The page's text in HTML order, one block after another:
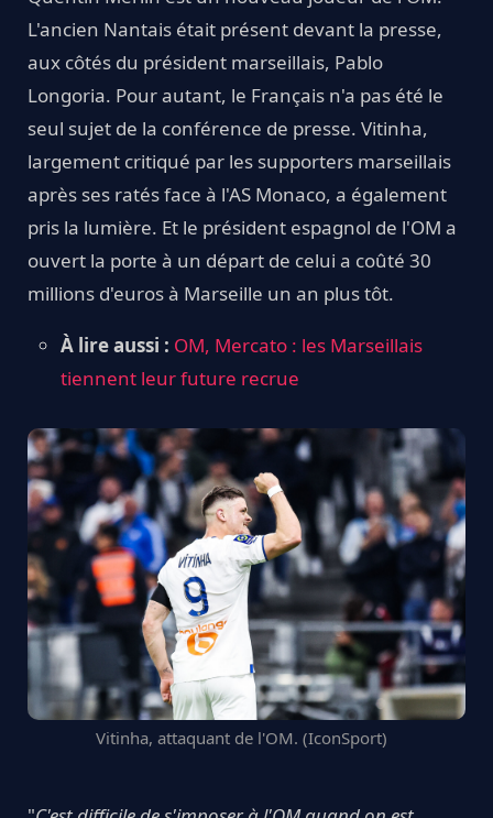
L'ancien Nantais était présent devant la presse,
aux côtés du président marseillais, Pablo
Longoria. Pour autant, le Français n'a pas été le
seul sujet de la conférence de presse. Vitinha,
largement critiqué par les supporters marseillais
après ses ratés face à l'AS Monaco, a également
pris la lumière. Et le président espagnol de l'OM a
ouvert la porte à un départ de celui a coûté 30
millions d'euros à Marseille un an plus tôt.
À lire aussi : OM, Mercato : les Marseillais
tiennent leur future recrue
Vitinha, attaquant de l'OM. (IconSport)